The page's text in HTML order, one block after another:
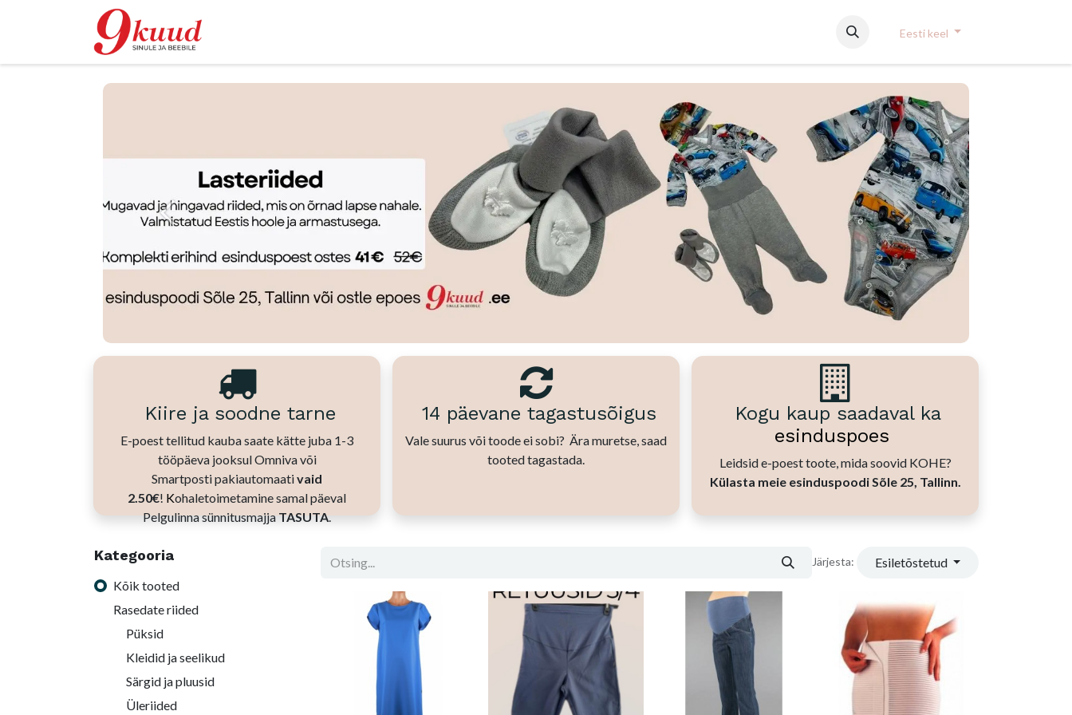
Eesti keel
Eelmine Järgmine
Kiire ja soodne tarne
E-poest tellitud kauba saate kätte juba 1-3
tööpäeva jooksul Omniva või
Smartposti pakiautomaativaid
2.50€! Kohaletoimetamine samal päeval
Pelgulinna sünnitusmajjaTASUTA.
14 päevane tagastusõigus
Vale suurus või toode ei sobi? Ära muretse, saad
tooted tagastada.
Kogu kaup saadaval ka
esinduspoes
Leidsid e-poest toote, mida soovid KOHE?
Külasta meie esinduspoodi Sõle 25, Tallinn.
Kategooria
Kõik tooted
Rasedate riided
Püksid
Kleidid ja seelikud
Särgid ja pluusid
Üleriided
Järjesta: Esiletõstetud